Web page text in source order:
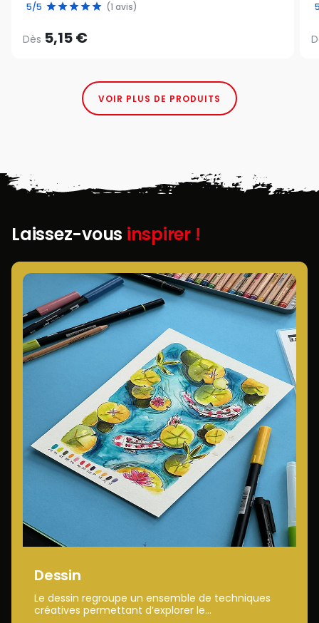
5/5 (1 avis)
Dès 5,15 €
VOIR PLUS DE PRODUITS
Laissez-vous inspirer !
Dessin
Le dessin regroupe un ensemble de techniques
créatives permettant d’explorer le...